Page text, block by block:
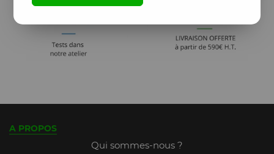
A PROPOS
Qui sommes-nous ?